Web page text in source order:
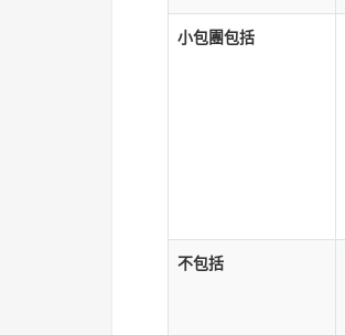
小包團包括
不包括